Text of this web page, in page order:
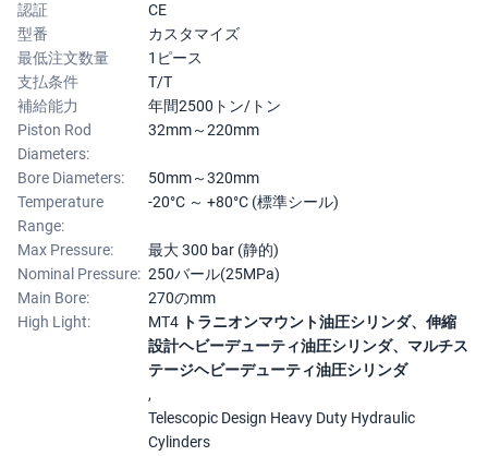
認証
CE
型番
カスタマイズ
最低注文数量
1ピース
支払条件
T/T
補給能力
年間2500トン/トン
Piston Rod
Diameters:
32mm～220mm
Bore Diameters:
50mm～320mm
Temperature
Range:
-20°C ～ +80°C (標準シール)
Max Pressure:
最大 300 bar (静的)
Nominal Pressure: 250バール(25MPa)
Main Bore:
270のmm
High Light:
MT4 トラニオンマウント油圧シリンダ、伸縮
設計ヘビーデューティ油圧シリンダ、マルチス
テージヘビーデューティ油圧シリンダ
,
Telescopic Design Heavy Duty Hydraulic
Cylinders